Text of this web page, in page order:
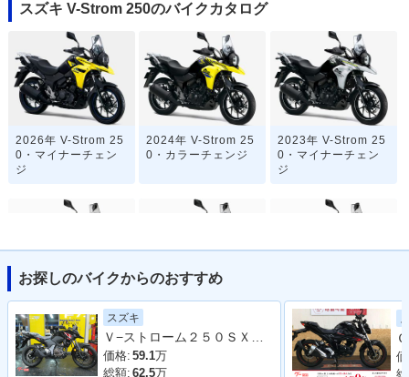
スズキ V-Strom 250のバイクカタログ
2026年 V-Strom 25
0・マイナーチェン
ジ
2024年 V-Strom 25
0・カラーチェンジ
2023年 V-Strom 25
0・マイナーチェン
ジ
2020年 V-Strom 25
0 ABS・カラーチェ
ンジ
2019年 V-Strom 25
0 ABS・追加
お探しのバイクからのおすすめ
スズキ
価格: 59.1万
総額: 62.5万